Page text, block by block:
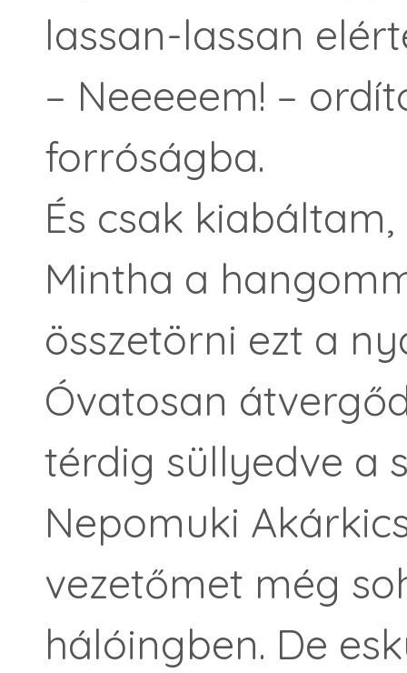
lassan-lassan
– Neeeeem! –
forróságba.
És csak
Mintha a
összetörni ezt a
Óvatosan
térdig süllyedve a
Nepomuki
vezetőmet még
hálóingben. De